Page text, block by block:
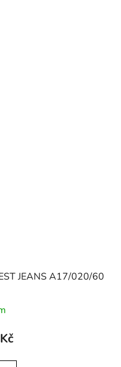
JEANS A17/020/60